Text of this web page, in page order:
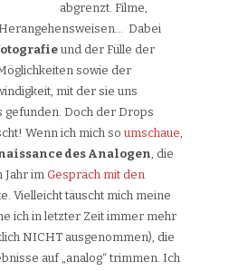
abgrenzt. Filme,
Dabei
und der Fülle der
sowie der
mit der sie uns
gefunden. Doch der Drops
Wenn ich mich so umschaue,
des Analogen, die
Jahr im Gespräch mit den
Vielleicht täuscht mich meine
ich in letzter Zeit immer mehr
NICHT ausgenommen), die
auf „analog“ trimmen. Ich